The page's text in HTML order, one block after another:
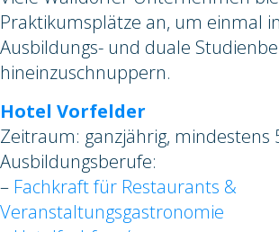
Praktikumsplätze an, um einmal
Ausbildungs- und duale
hineinzuschnuppern.
Hotel Vorfelder
Zeitraum: ganzjährig, mindestens
Ausbildungsberufe:
– Fachkraft für Restaurants &
Veranstaltungsgastronomie